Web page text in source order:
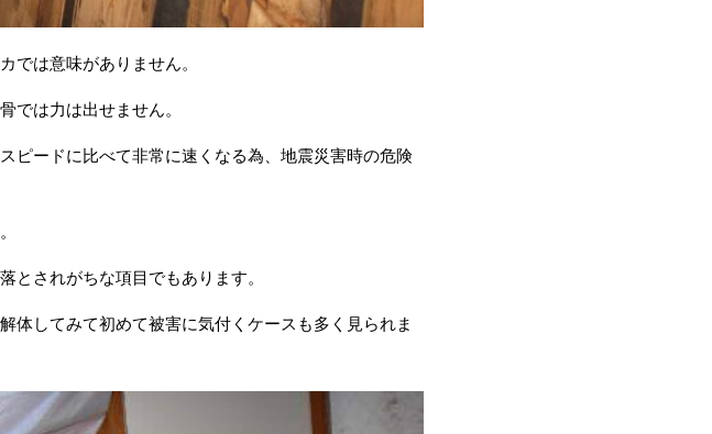
では意味がありません。
では力は出せません。
ピードに比べて非常に速くなる為、地震災害時の危険
とされがちな項目でもあります。
体してみて初めて被害に気付くケースも多く見られま